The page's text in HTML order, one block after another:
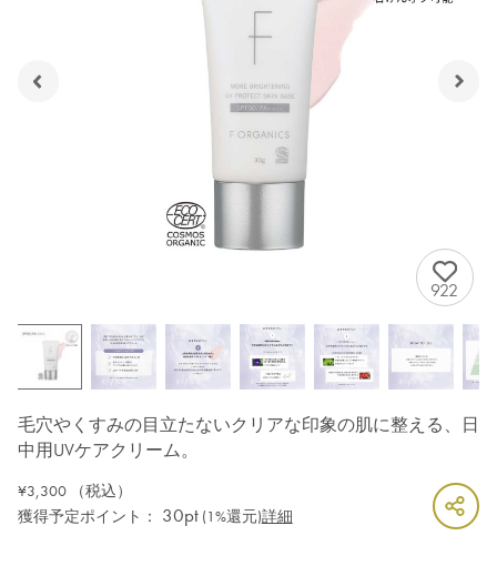
922
毛穴やくすみの目立たないクリアな印象の肌に整える、日
中用UVケアクリーム。
¥3,300（税込）
獲得予定ポイント：
30pt (1%還元)詳細